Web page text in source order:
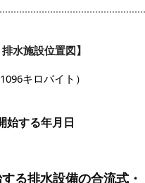
水施設位置図】
1096キロバイト）
始する年月日
る排水設備の合流式・